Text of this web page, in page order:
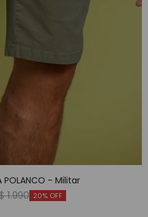
POLANCO - Militar
1.990 20